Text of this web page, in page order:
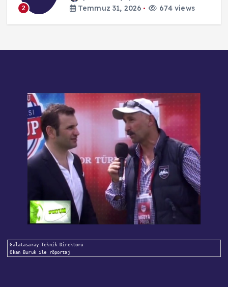
Şerif Akarçeşme
Galatasaray Teknik Direktörü